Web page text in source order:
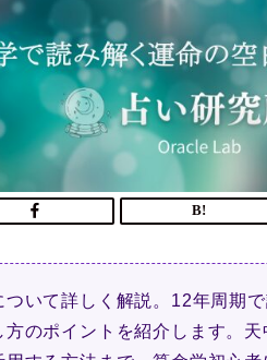
いて詳しく解説。12年周期
のポイントを紹介します。天